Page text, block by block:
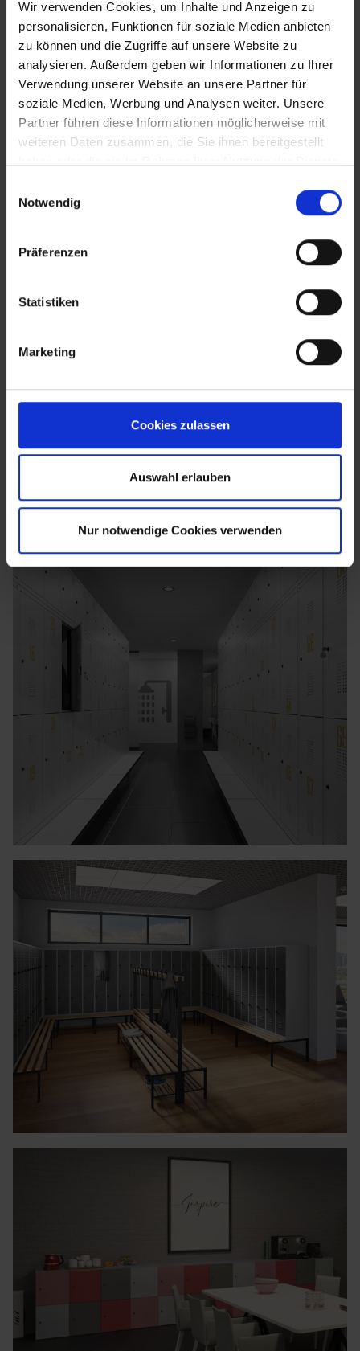
Wir verwenden Cookies, um Inhalte und Anzeigen zu
personalisieren, Funktionen für soziale Medien anbieten
zu können und die Zugriffe auf unsere Website zu
analysieren. Außerdem geben wir Informationen zu Ihrer
Verwendung unserer Website an unsere Partner für
soziale Medien, Werbung und Analysen weiter. Unsere
Partner führen diese Informationen möglicherweise mit
weiteren Daten zusammen, die Sie ihnen bereitgestellt
Notwendig
Präferenzen
Statistiken
Marketing
Cookies zulassen
Auswahl erlauben
Nur notwendige Cookies verwenden